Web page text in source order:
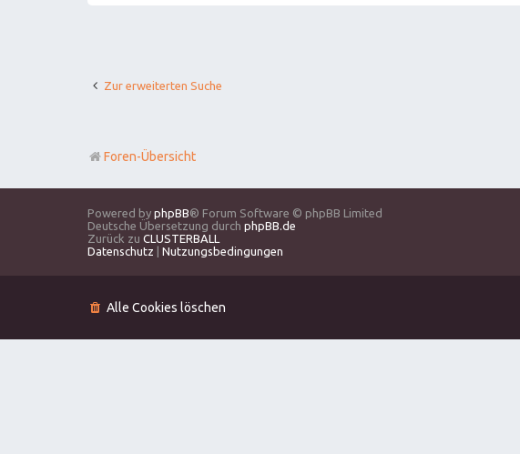
Zur erweiterten Suche
Foren-Übersicht
Powered by phpBB® Forum Software © phpBB Limited
Deutsche Übersetzung durch phpBB.de
Zurück zu CLUSTERBALL
Datenschutz
Nutzungsbedingungen
Alle Cookies löschen